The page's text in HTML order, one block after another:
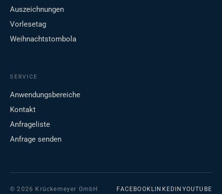
Auszeichnungen
Vorlesetag
Weihnachtstombola
SERVICE
Anwendungsbereiche
Kontakt
Anfrageliste
Anfrage senden
© 2026 Krückemeyer GmbH FACEBOOK LINKEDIN YOUTUBE